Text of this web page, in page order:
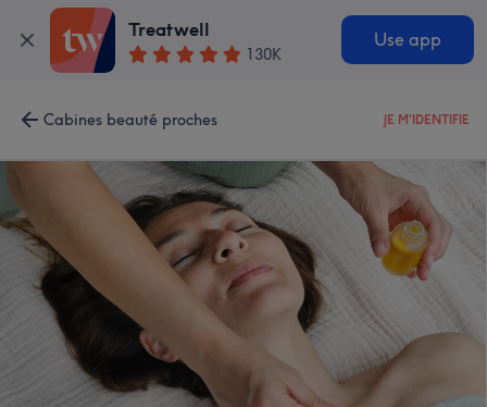
Treatwell
130K
Use app
Cabines beauté proches JE M'IDENTIFIE